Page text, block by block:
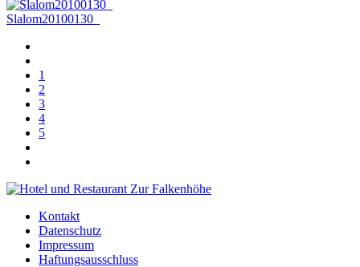
Slalom20100130_
1
2
3
4
5
Kontakt
Datenschutz
Impressum
Haftungsausschluss